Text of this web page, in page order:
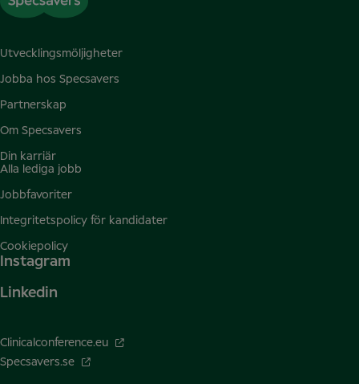
Utvecklingsmöljigheter
Jobba hos Specsavers
Partnerskap
Om Specsavers
Din karriär
Alla lediga jobb
Jobbfavoriter
Integritetspolicy för kandidater
Cookiepolicy
Instagram
Linkedin
Clinicalconference.eu
Specsavers.se